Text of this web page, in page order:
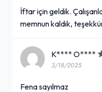
İftar için geldik.
memnun kaldık,
K**** O****
3/18/2025
Fena sayılmaz